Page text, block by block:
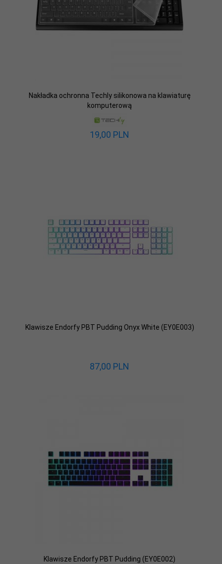
Nakładka ochronna Techly silikonowa na klawiaturę
komputerową
19,00 PLN
Klawisze Endorfy PBT Pudding Onyx White (EY0E003)
87,00 PLN
Klawisze Endorfy PBT Pudding (EY0E002)